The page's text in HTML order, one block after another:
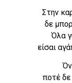
Στην
δε
Όλα
είσαι
ποτέ